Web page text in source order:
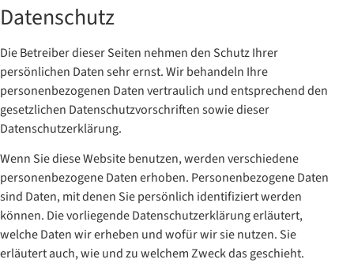
Datenschutz
Die Betreiber dieser Seiten nehmen den Schutz Ihrer
persönlichen Daten sehr ernst. Wir behandeln Ihre
personenbezogenen Daten vertraulich und entsprechend den
gesetzlichen Datenschutzvorschriften sowie dieser
Datenschutzerklärung.
Wenn Sie diese Website benutzen, werden verschiedene
personenbezogene Daten erhoben. Personenbezogene Daten
sind Daten, mit denen Sie persönlich identifiziert werden
können. Die vorliegende Datenschutzerklärung erläutert,
welche Daten wir erheben und wofür wir sie nutzen. Sie
erläutert auch, wie und zu welchem Zweck das geschieht.